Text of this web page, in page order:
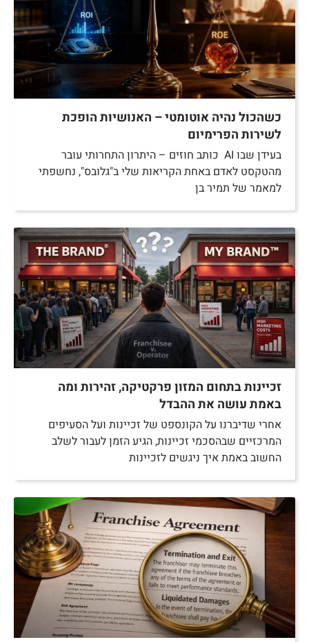
כשהכול נהיה אוטומטי – האנושיות הופכת
לשירות הפרימיום
בעידן שבו AI כותב חוזים – היתרון התחרותי עובר
מהטקסט לאדם באחת הקריאות שלי ב"גלובס", נחשפתי
למאמר של תמיר בן
זכיינות בתחום המזון פרקטיקה, זהירות ומה
באמת עושה את ההבדל
אחרי שדיברנו על הקונספט של זכיינות ועל הסעיפים
המרכזיים שבהסכמי זכיינות, הגיע הזמן לעבור לשלב
החשוב באמת איך ניגשים לזכיינות